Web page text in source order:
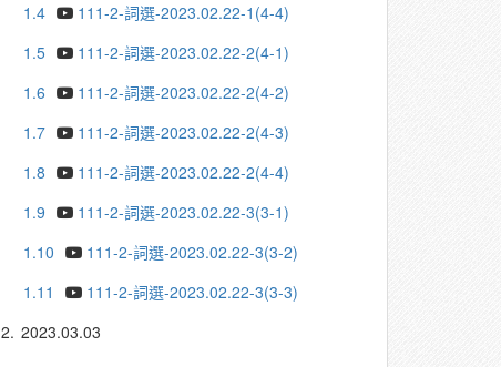
1.4
111-2-詞選-2023.02.22-1(4-4)
1.5
111-2-詞選-2023.02.22-2(4-1)
1.6
111-2-詞選-2023.02.22-2(4-2)
1.7
111-2-詞選-2023.02.22-2(4-3)
1.8
111-2-詞選-2023.02.22-2(4-4)
1.9
111-2-詞選-2023.02.22-3(3-1)
1.10
111-2-詞選-2023.02.22-3(3-2)
1.11
111-2-詞選-2023.02.22-3(3-3)
2. 2023.03.03